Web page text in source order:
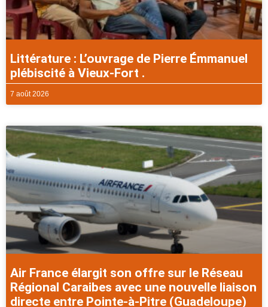
Littérature : L’ouvrage de Pierre Émmanuel
plébiscité à Vieux-Fort .
7 août 2026
Air France élargit son offre sur le Réseau
Régional Caraibes avec une nouvelle liaison
directe entre Pointe-à-Pitre (Guadeloupe)